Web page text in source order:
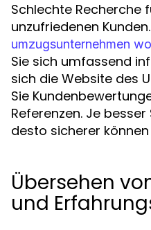
Schlechte Recherche
unzufriedenen
umzugsunternehmen
Sie sich umfassend
sich die Website des
Sie
Referenzen. Je
desto sicherer
Übersehen
und